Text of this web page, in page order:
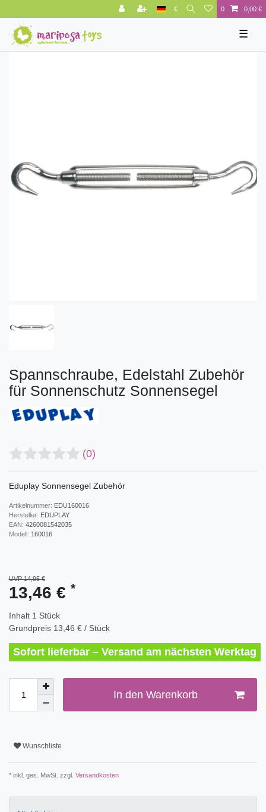
€ 0 0,00 €
☰
Spannschraube, Edelstahl Zubehör
für Sonnenschutz Sonnensegel
(0)
Eduplay Sonnensegel Zubehör
Artikelnummer: EDU160016
Hersteller: EDUPLAY
EAN: 4260081542035
Modell: 160016
UVP 14,95 €
13,46 € *
Inhalt 1 Stück
Grundpreis 13,46 € / Stück
Sofort lieferbar – Versand am nächsten Werktag
In den Warenkorb
Wunschliste
* inkl. ges. MwSt. zzgl. Versandkosten